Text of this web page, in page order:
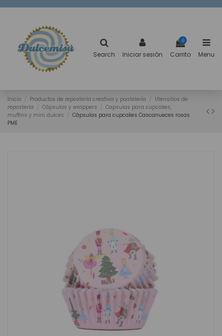
Search Iniciar sesión
0
Carrito Menu
Inicio Productos de repostería creativa y pastelería
Utensilios de
repostería
Cápsulas y wrappers
Capsulas para cupcakes,
muffins y mini dulces
Cápsulas para cupcakes Cascanueces rosas
PME